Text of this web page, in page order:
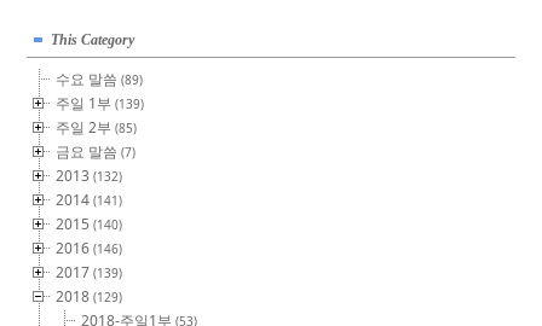
This Category
수요 말씀(89)
주일 1부(139)
주일 2부(85)
금요 말씀(7)
2013(132)
2014(141)
2015(140)
2016(146)
2017(139)
2018(129)
2018-주일1부(53)